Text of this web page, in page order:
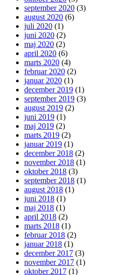
september 2020 (3)
august 2020 (6)
juli 2020 (1)
juni 2020 (2)
maj 2020 (2)
april 2020 (6)
marts 2020 (4)
februar 2020 (2)
januar 2020 (1)
december 2019 (1)
september 2019 (3)
august 2019 (2)
juni 2019 (1)
maj 2019 (2)
marts 2019 (2)
januar 2019 (1)
december 2018 (2)
november 2018 (1)
oktober 2018 (3)
september 2018 (1)
august 2018 (1)
juni 2018 (1)
maj 2018 (1)
april 2018 (2)
marts 2018 (1)
februar 2018 (2)
januar 2018 (1)
december 2017 (3)
november 2017 (1)
oktober 2017 (1)